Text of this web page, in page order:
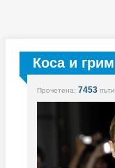
Коса и грим
Прочетена: 7453 пъти